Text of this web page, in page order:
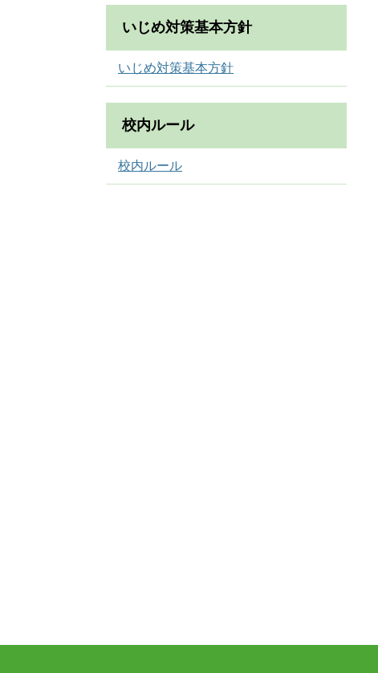
いじめ対策基本方針
いじめ対策基本方針
校内ルール
校内ルール